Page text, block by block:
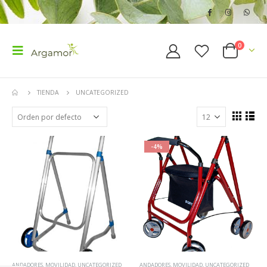
0
TIENDA UNCATEGORIZED
ANDADORES, MOVILIDAD, UNCATEGORIZED
-4%
ANDADORES, MOVILIDAD, UNCATEGORIZED